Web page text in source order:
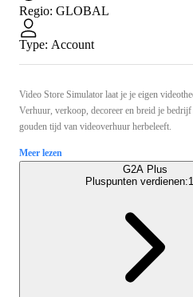
Regio: GLOBAL
Type: Account
Video Store Simulator laat je je eigen
Verhuur, verkoop, decoreer en breid je
gouden tijd van videoverhuur herbeleeft.
Meer lezen
G2A Plus
Pluspunten verdienen: